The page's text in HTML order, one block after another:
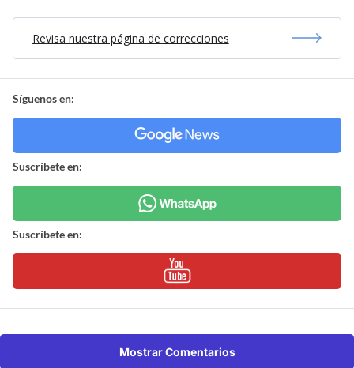
Revisa nuestra página de correcciones
Síguenos en:
Suscríbete en:
Suscríbete en:
Mostrar Comentarios